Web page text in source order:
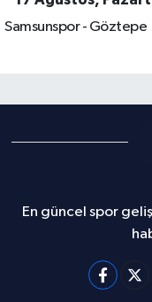
Samsunspor - Göztepe
En güncel spor